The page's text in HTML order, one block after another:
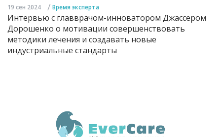
19 сен 2024 / Время эксперта
Интервью с главврачом-инноватором Джассером
Дорошенко о мотивации совершенствовать
методики лечения и создавать новые
индустриальные стандарты